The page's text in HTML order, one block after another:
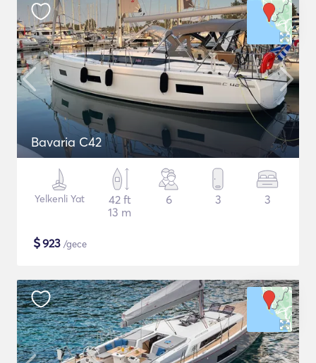
Bavaria C42
Yelkenli Yat
42 ft
13 m
6 3 3
$923 /gece